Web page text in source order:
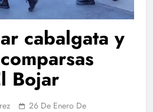
cabalgata y
Bojar
26 De Enero De